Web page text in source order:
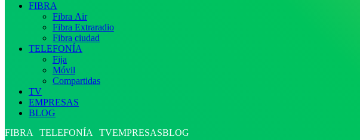
FIBRA
Fibra Air
Fibra Extraradio
Fibra ciudad
TELEFONÍA
Fija
Móvil
Compartidas
TV
EMPRESAS
BLOG
FIBRA
TELEFONÍA TVEMPRESASBLOG